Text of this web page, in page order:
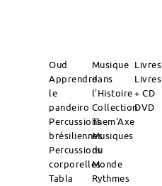
Oud
Apprendre
le
pandeiro
Percussions
brésiliennes
Percussions
corporelles
Tabla
Musique
dans
l'Histoire
Collection
Them'Axe
Musiques
du
Monde
Rythmes
Livres
Livres
+ CD
DVD